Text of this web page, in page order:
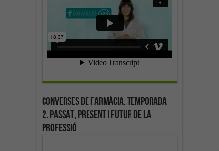
Converses de farmàcia. Temporada
2. Passat, present i futur de la
professió